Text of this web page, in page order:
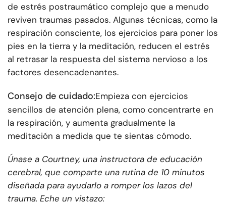
de estrés postraumático complejo que a menudo
reviven traumas pasados. Algunas técnicas, como la
respiración consciente, los ejercicios para poner los
pies en la tierra y la meditación, reducen el estrés
al retrasar la respuesta del sistema nervioso a los
factores desencadenantes.
Consejo de cuidado:Empieza con ejercicios
sencillos de atención plena, como concentrarte en
la respiración, y aumenta gradualmente la
meditación a medida que te sientas cómodo.
Únase a Courtney, una instructora de educación
cerebral, que comparte una rutina de 10 minutos
diseñada para ayudarlo a romper los lazos del
trauma. Eche un vistazo: